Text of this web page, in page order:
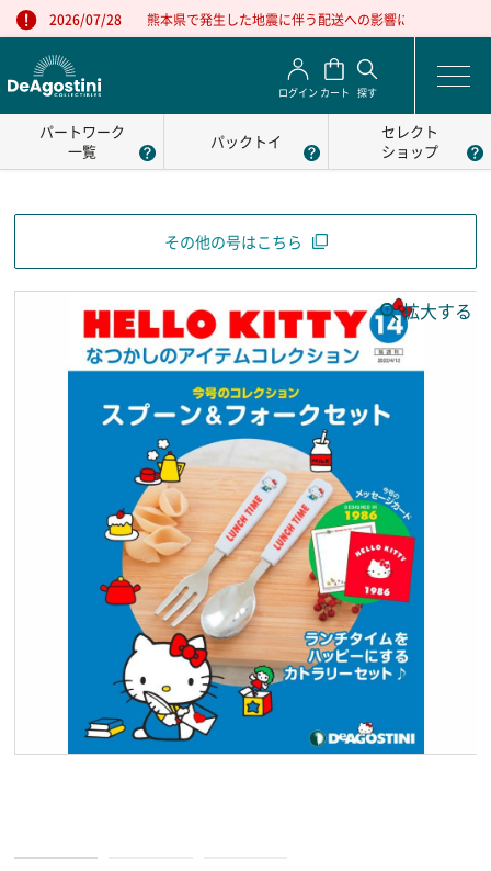
2026/07/28 熊本県で発生した地震に伴う配送への影響について
ログイン カート 探す
パートワーク
一覧
パックトイ
セレクト
ショップ
その他の号はこちら